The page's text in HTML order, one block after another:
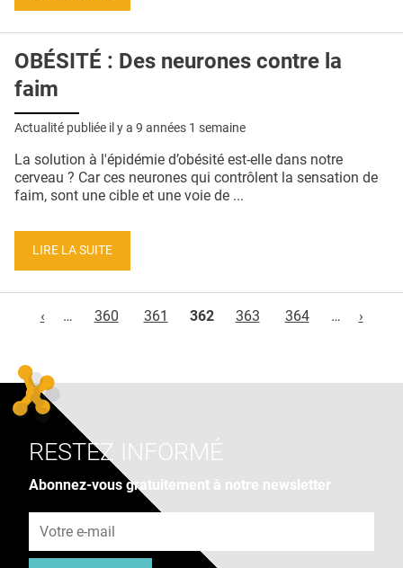
OBÉSITÉ : Des neurones contre la
faim
Actualité publiée il y a 9 années 1 semaine
La solution à l'épidémie d’obésité est-elle dans notre
cerveau ? Car ces neurones qui contrôlent la sensation de
faim, sont une cible et une voie de ...
LIRE LA SUITE
‹
… 360 361 362 363 364 … ›
RESTEZ INFORMÉ
Abonnez-vous gratuitement à notre newsletter